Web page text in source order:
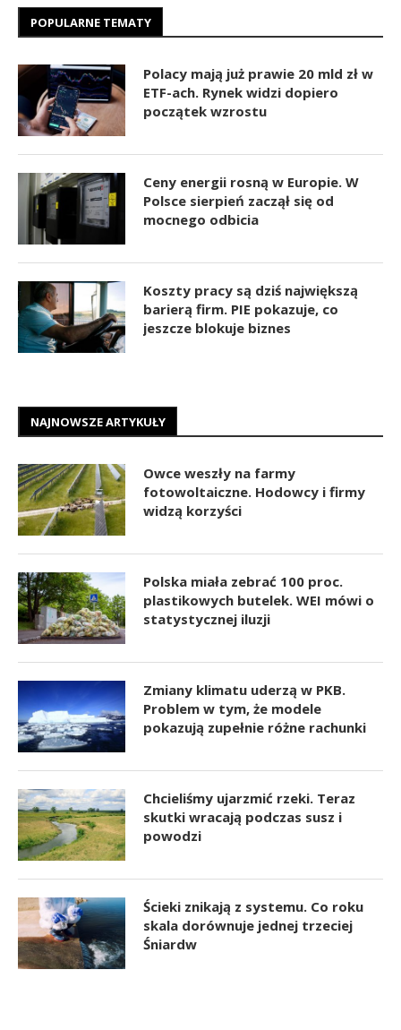
POPULARNE TEMATY
Polacy mają już prawie 20 mld zł w
ETF-ach. Rynek widzi dopiero
początek wzrostu
Ceny energii rosną w Europie. W
Polsce sierpień zaczął się od
mocnego odbicia
Koszty pracy są dziś największą
barierą firm. PIE pokazuje, co
jeszcze blokuje biznes
NAJNOWSZE ARTYKUŁY
Owce weszły na farmy
fotowoltaiczne. Hodowcy i firmy
widzą korzyści
Polska miała zebrać 100 proc.
plastikowych butelek. WEI mówi o
statystycznej iluzji
Zmiany klimatu uderzą w PKB.
Problem w tym, że modele
pokazują zupełnie różne rachunki
Chcieliśmy ujarzmić rzeki. Teraz
skutki wracają podczas susz i
powodzi
Ścieki znikają z systemu. Co roku
skala dorównuje jednej trzeciej
Śniardw